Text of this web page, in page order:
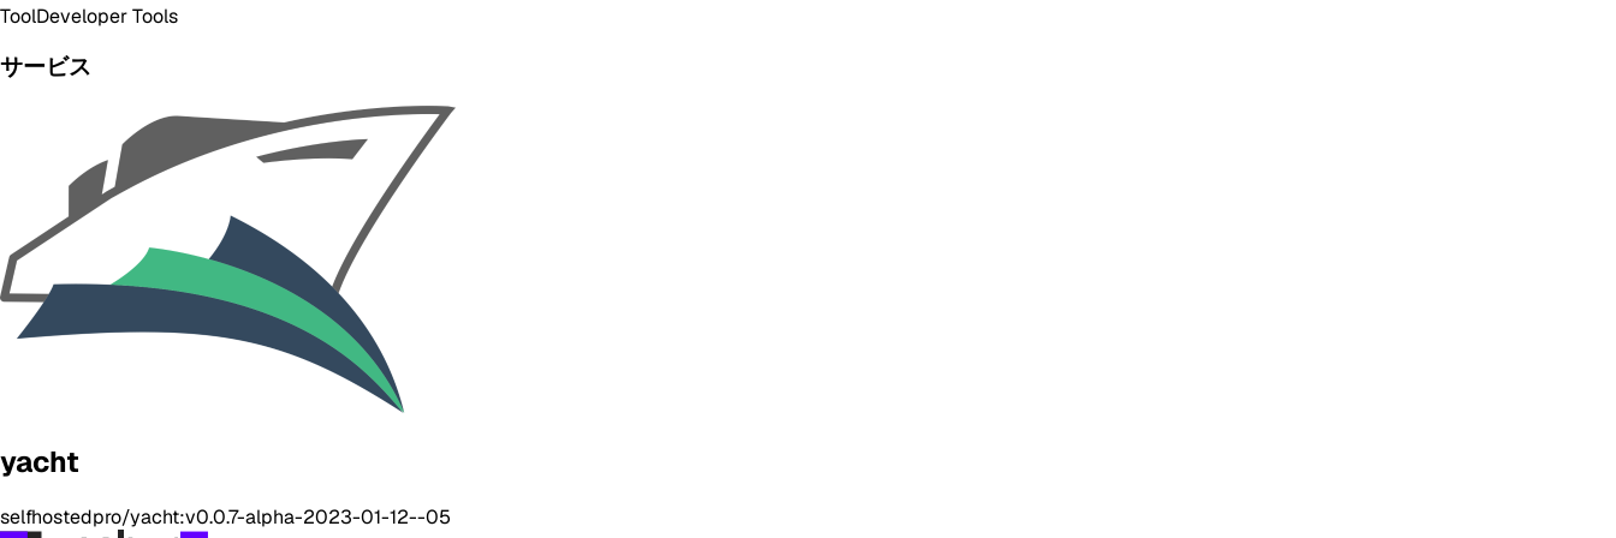
ToolDeveloper Tools
サービス
yacht
selfhostedpro/yacht:v0.0.7-alpha-2023-01-12--05